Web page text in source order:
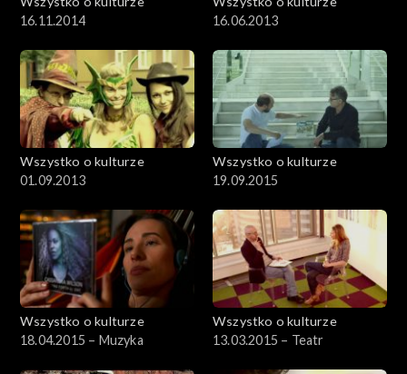
16.11.2014
16.06.2013
Wszystko o kulturze
01.09.2013
Wszystko o kulturze
19.09.2015
Wszystko o kulturze
18.04.2015 – Muzyka
Wszystko o kulturze
13.03.2015 – Teatr